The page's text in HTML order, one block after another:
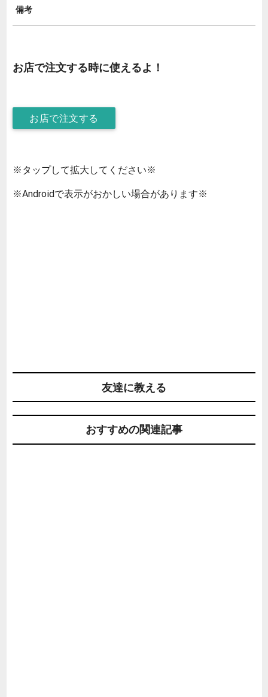
備考
お店で注文する時に使えるよ！
お店で注文する
※タップして拡大してください※
※Androidで表示がおかしい場合があります※
友達に教える
おすすめの関連記事